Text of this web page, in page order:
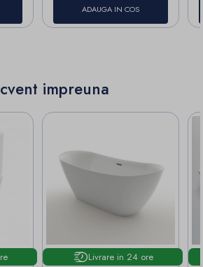
ADAUGA IN COS
impreuna
Livrare in 24 ore